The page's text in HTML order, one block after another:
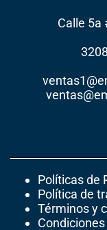
Calle 5a
Políticas de
Política de
Términos y